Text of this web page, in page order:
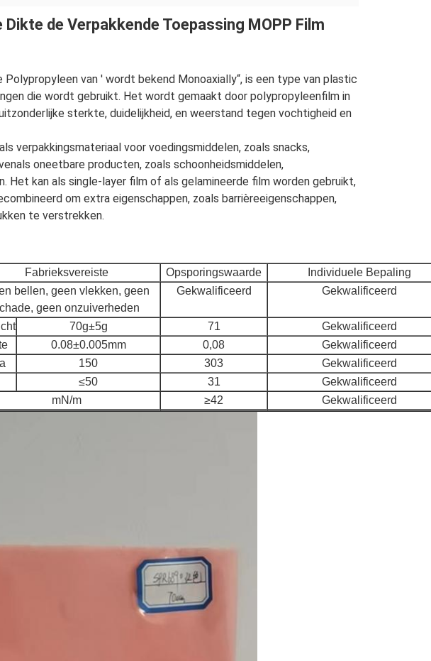
de Verpakkende Toepassing MOPP Film
van ' wordt bekend Monoaxially“, is een type van plastic
die wordt gebruikt. Het wordt gemaakt door polypropyleenfilm in
sterkte, duidelijkheid, en weerstand tegen vochtigheid en
verpakkingsmateriaal voor voedingsmiddelen, zoals snacks,
oneetbare producten, zoals schoonheidsmiddelen,
Het kan als single-layer film of als gelamineerde film worden gebruikt,
om extra eigenschappen, zoals barrièreeigenschappen,
te verstrekken.
Fabrieksvereiste Opsporingswaarde
Individuele Bepaling
bellen, geen vlekken, geen
geen onzuiverheden
Gekwalificeerd Gekwalificeerd
70g±5g 71
Gekwalificeerd
0.08±0.005mm 0,08
Gekwalificeerd
150 303
Gekwalificeerd
≤50 31
Gekwalificeerd
mN/m ≥42 Gekwalificeerd